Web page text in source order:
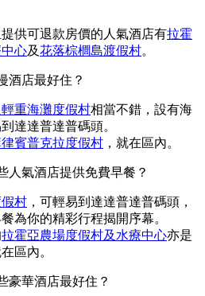
供可退款房價的人氣酒店有拉霍
心及花落棕櫚島渡假村。
酒店最好住？
重海灘度假村相當不錯，設有海
達達普達普碼頭。
賓普克拉度假村 ，就在區內。
人氣酒店提供免費早餐？
村 ，可輕易到達達普達普碼頭，
為你的精彩行程揭開序幕。
拉霍亞農場度假村及水療中心亦是
區內。
豪華酒店最好住？